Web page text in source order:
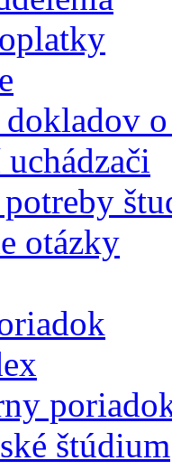
otázky
štúdium